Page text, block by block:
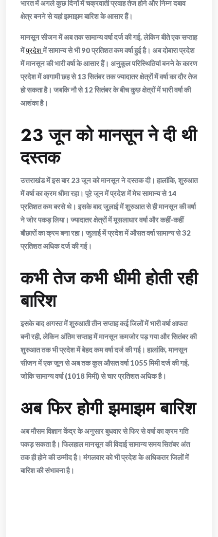
भारत में अगले कुछ दिनों में चक्रवाती प्रवाह तेज होने और निम्न दबाव
क्षेत्र बनने से यहां झमाझम बारिश के आसार हैं।
मानसून सीजन में अब तक सामान्य वर्षा दर्ज की गई, लेकिन बीते एक सप्ताह
मेंप्रदेशमें सामान्य से भी 90 प्रतिशत कम वर्षा हुई है। अब दोबारा प्रदेश
में मानसून की भारी वर्षा के आसार हैं। अनुकूल परिस्थितियां बनने के कारण
प्रदेश में आगामी छह से 13 सितंबर तक ज्यादातर क्षेत्रों में वर्षा का दौर तेज
हो सकता है। जबकि नौ से 12 सितंबर के बीच कुछ क्षेत्रों में भारी वर्षा की
आशंका है।
23 जून को मानसून ने दी थी
दस्तक
उत्तराखंड में इस बार 23 जून को मानसून ने दस्तक दी। हालांकि, शुरुआत
में वर्षा का क्रम धीमा रहा। पूरे जून में प्रदेश में मेघ सामान्य से 14
प्रतिशत कम बरसे थे। इसके बाद जुलाई में शुरुआत से ही मानसून की वर्षा
ने जोर पकड़ लिया। ज्यादातर क्षेत्रों में मूसलाधार वर्षा और कहीं-कहीं
बौछारों का क्रम बना रहा। जुलाई में प्रदेश में औसत वर्षा सामान्य से 32
प्रतिशत अधिक दर्ज की गई।
कभी तेज कभी धीमी होती रही
बारिश
इसके बाद अगस्त में शुरुआती तीन सप्ताह कई जिलों में भारी वर्षा आफत
बनी रही, लेकिन अंतिम सप्ताह में मानसून कमजोर पड़ गया और सितंबर की
शुरुआत तक भी प्रदेश में बेहद कम वर्षा दर्ज की गई। हालांकि, मानसून
सीजन में एक जून से अब तक कुल औसत वर्षा 1055 मिमी दर्ज की गई,
जोकि सामान्य वर्षा (1018 मिमी) से चार प्रतिशत अधिक है।
अब फिर होगी झमाझम बारिश
अब मौसम विज्ञान केंद्र के अनुसार बुधवार से फिर से वर्षा का क्रम गति
पकड़ सकता है। फिलहाल मानसून की विदाई सामान्य समय सितंबर अंत
तक ही होने की उम्मीद है। मंगलवार को भी प्रदेश के अधिकतर जिलों में
बारिश की संभावना है।